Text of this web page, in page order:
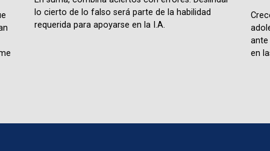
lo cierto de lo falso será parte de la habilidad
requerida para apoyarse en la I.A.
en